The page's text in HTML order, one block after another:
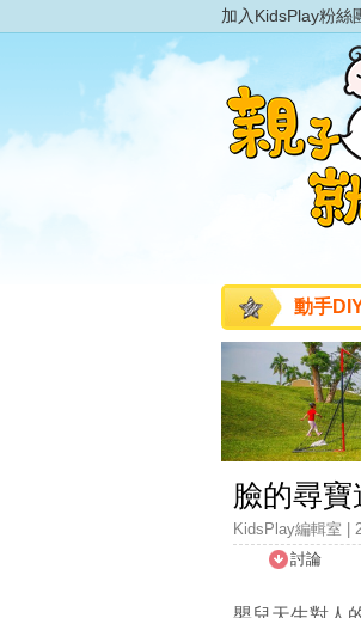
加入KidsPlay粉絲
動手
臉的尋寶
KidsPlay編輯室 |
討論